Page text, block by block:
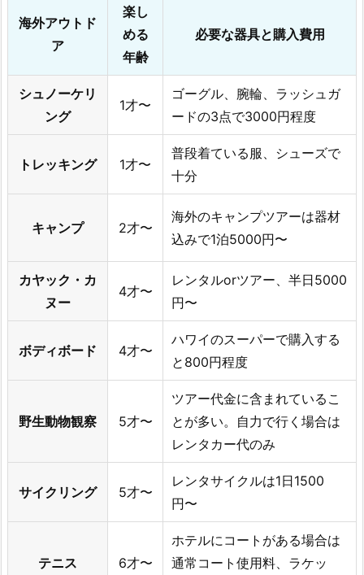
海外アウトド
ア
楽し
める
年齢
必要な器具と購入費用
シュノーケリ
ング
1才〜
ゴーグル、腕輪、ラッシュガ
ードの3点で3000円程度
トレッキング 1才〜
普段着ている服、シューズで
十分
キャンプ 2才〜
海外のキャンプツアーは器材
込みで1泊5000円〜
カヤック・カ
ヌー
4才〜
レンタルorツアー、半日5000
円〜
ボディボード 4才〜
ハワイのスーパーで購入する
と800円程度
野生動物観察 5才〜
ツアー代金に含まれているこ
とが多い。自力で行く場合は
レンタカー代のみ
サイクリング 5才〜
レンタサイクルは1日1500
円〜
テニス 6才〜
ホテルにコートがある場合は
通常コート使用料、ラケッ